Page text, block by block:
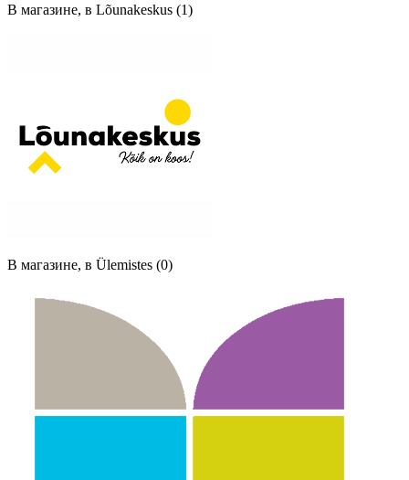
В магазине, в Lõunakeskus (1)
В магазине, в Ülemistes (0)